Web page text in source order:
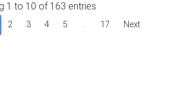
1 to 10 of 163 entries
2 3 4 5 … 17 Next